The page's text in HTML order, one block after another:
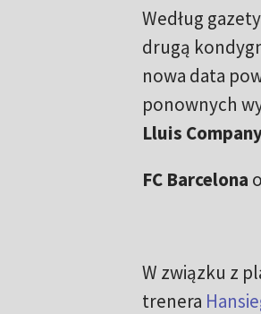
Według
drugą
nowa data
ponownych
Lluis
FC Barcelona
W związku z
trenera